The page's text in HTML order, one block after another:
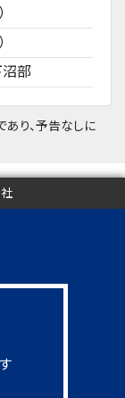
部
り、予告なしに